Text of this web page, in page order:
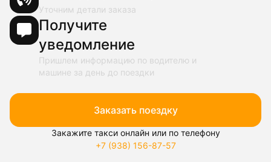
Уточним детали заказа
Получите
уведомление
Пришлем информацию по водителю и
машине за день до поездки
Заказать поездку
Закажите такси онлайн или по телефону
+7 (938) 156-87-57